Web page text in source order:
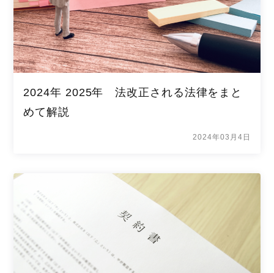
2024年 2025年 法改正される法律をまと
めて解説
2024年03月4日